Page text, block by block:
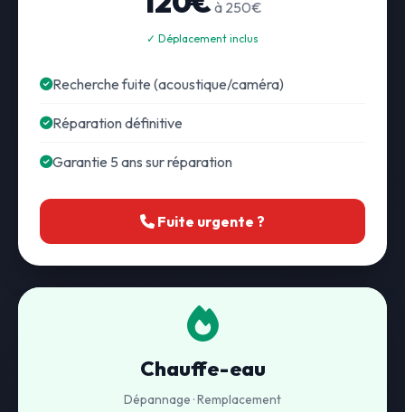
à 250€
✓ Déplacement inclus
Recherche fuite (acoustique/caméra)
Réparation définitive
Garantie 5 ans sur réparation
Fuite urgente ?
Chauffe-eau
Dépannage · Remplacement